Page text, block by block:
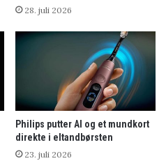
28. juli 2026
Philips putter AI og et mundkort
direkte i eltandbørsten
23. juli 2026